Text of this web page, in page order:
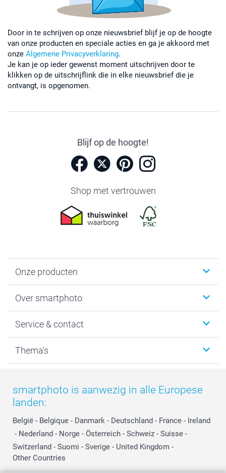
Door in te schrijven op onze nieuwsbrief blijf je op de hoogte
van onze producten en speciale acties en ga je akkoord met
onze Algemene Privacyverklaring.
Je kan je op ieder gewenst moment uitschrijven door te
klikken op de uitschrijflink die in elke nieuwsbrief die je
ontvangt, is opgenomen.
Blijf op de hoogte!
Shop met vertrouwen
Onze producten
Fotoboeken
Fotocadeaus
Kaarten
Over smartphoto
Vacatures
Bestelproces
Privacy
Cookiebeleid
Reviews
Prijslijst
Investor Relations
Service & contact
Tevredenheidsgarantie
smartbonus
smartfriends
service@smartphoto.nl
Affiliate partnerprogramma
Partnerships
Influencer partnerprogramma
Thema's
Moederdag
Vaderdag
Huwelijk
smartphoto is aanwezig in alle Europese
landen:
België - Belgique - Danmark - Deutschland - France - Ireland
- Nederland - Norge - Österreich - Schweiz - Suisse -
Switzerland - Suomi - Sverige - United Kingdom -
Other Countries